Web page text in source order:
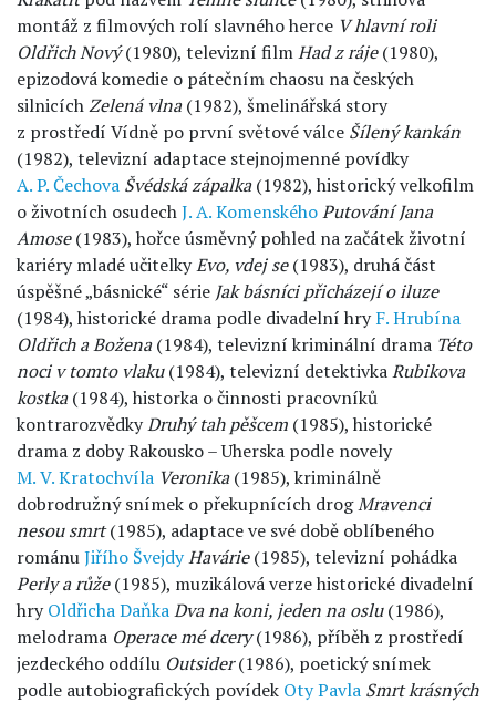
montáž z filmových rolí slavného herce V hlavní roli
Oldřich Nový(1980), televizní filmHad z ráje(1980),
epizodová komedie o pátečním chaosu na českých
silnicíchZelená vlna(1982), šmelinářská story
z prostředí Vídně po první světové válce Šílený kankán
(1982), televizní adaptace stejnojmenné povídky
A. P. Čechova Švédskázápalka(1982), historický velkofilm
o životních osudechJ. A. KomenskéhoPutování Jana
Amose(1983), hořce úsměvný pohled na začátek životní
kariéry mladé učitelkyEvo, vdej se(1983), druhá část
úspěšné „básnické“ série Jak básníci přicházejí o iluze
(1984), historické drama podle divadelní hryF. Hrubína
Oldřich a Božena(1984), televizní kriminální drama Této
noci v tomto vlaku(1984), televizní detektivkaRubikova
kostka(1984), historka o činnosti pracovníků
kontrarozvědkyDruhý tah pěšcem (1985), historické
drama z doby Rakousko – Uherska podle novely
M. V. Kratochvíla Veronika(1985), kriminálně
dobrodružný snímek o překupnících drogMravenci
nesou smrt(1985), adaptace ve své době oblíbeného
románuJiřího ŠvejdyHavárie(1985), televizní pohádka
Perly a růže(1985), muzikálová verze historické divadelní
hryOldřicha DaňkaDva na koni, jeden na oslu(1986),
melodrama Operace mé dcery(1986), příběh z prostředí
jezdeckého oddílu Outsider(1986), poetický snímek
podle autobiografických povídek Oty Pavla Smrt krásných